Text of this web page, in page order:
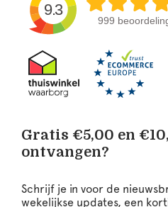
9.3
999
Gratis €5,00 en
ontvangen?
Schrijf je in voor de
wekelijkse updates, een